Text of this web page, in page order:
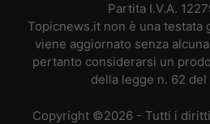
Partita I.V.A.
Topicnews.it non è una testata
viene aggiornato senza
pertanto considerarsi un
della legge n. 62 del
Copyright ©2026 - Tutti i